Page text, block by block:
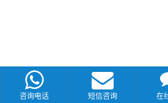
咨询电话 短信咨询 在